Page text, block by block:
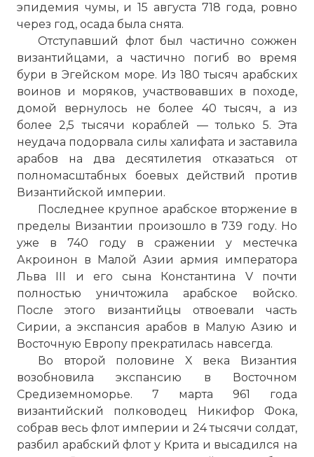
эпидемия чумы, и 15 августа 718 года, ровно
через год, осада была снята.
Отступавший флот был частично сожжен
византийцами, а частично погиб во время
бури в Эгейском море. Из 180 тысяч арабских
воинов и моряков, участвовавших в походе,
домой вернулось не более 40 тысяч, а из
более 2,5 тысячи кораблей — только 5. Эта
неудача подорвала силы халифата и заставила
арабов на два десятилетия отказаться от
полномасштабных боевых действий против
Византийской империи.
Последнее крупное арабское вторжение в
пределы Византии произошло в 739 году. Но
уже в 740 году в сражении у местечка
Акроинон в Малой Азии армия императора
Льва III и его сына Константина V почти
полностью уничтожила арабское войско.
После этого византийцы отвоевали часть
Сирии, а экспансия арабов в Малую Азию и
Восточную Европу прекратилась навсегда.
Во второй половине X века Византия
возобновила экспансию в Восточном
Средиземноморье. 7 марта 961 года
византийский полководец Никифор Фока,
собрав весь флот империи и 24 тысячи солдат,
разбил арабский флот у Крита и высадился на
☓